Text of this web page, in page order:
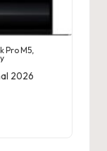
Pro M5
2026